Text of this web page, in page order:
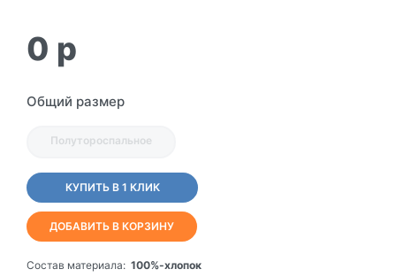
0 p
Общий размер
Полутороспальное
КУПИТЬ В 1 КЛИК
ДОБАВИТЬ В КОРЗИНУ
Состав материала: 100%-хлопок